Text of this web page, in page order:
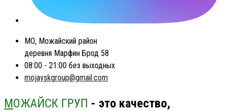
МО, Можайский район
деревня Марфин Брод 58
08:00 - 21:00 без выходных
mojayskgroup@gmail.com
МОЖАЙСК ГРУП - это качество,